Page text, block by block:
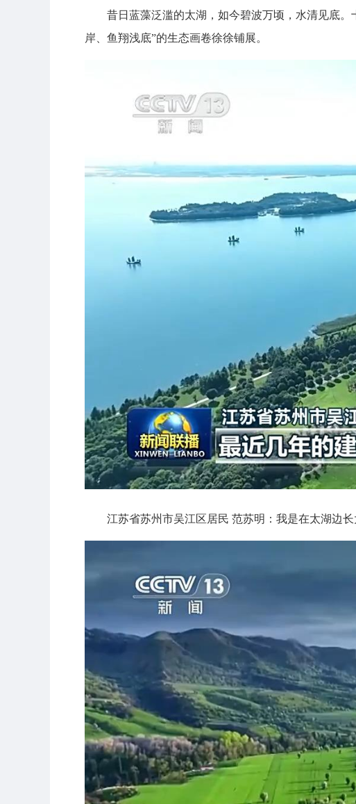
昔日蓝藻泛滥的太湖，如今碧波万顷，水清见底
岸、鱼翔浅底”的生态画卷徐徐铺展。
江苏省苏州市吴江区居民 范苏明：我是在太湖边